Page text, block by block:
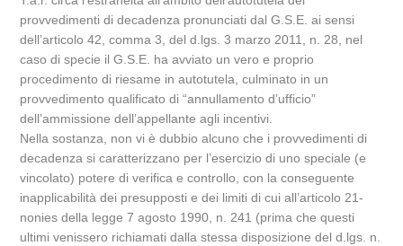
provvedimenti di decadenza pronunciati dal G.S.E. ai sensi
dell’articolo 42, comma 3, del d.lgs. 3 marzo 2011, n. 28, nel
caso di specie il G.S.E. ha avviato un vero e proprio
procedimento di riesame in autotutela, culminato in un
provvedimento qualificato di “annullamento d’ufficio”
dell’ammissione dell’appellante agli incentivi.
Nella sostanza, non vi è dubbio alcuno che i provvedimenti di
decadenza si caratterizzano per l’esercizio di uno speciale (e
vincolato) potere di verifica e controllo, con la conseguente
inapplicabilità dei presupposti e dei limiti di cui all’articolo 21-
nonies della legge 7 agosto 1990, n. 241 (prima che questi
ultimi venissero richiamati dalla stessa disposizione del d.lgs. n.